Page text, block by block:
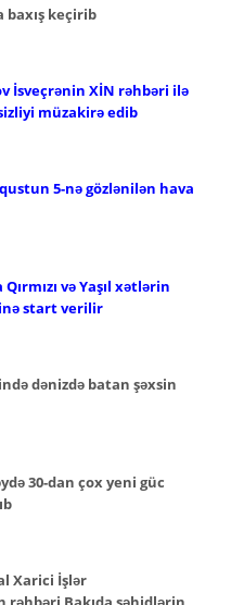
keçirib
İsveçrənin XİN rəhbəri ilə
müzakirə edib
5-nə gözlənilən hava
və Yaşıl xətlərin
start verilir
dənizdə batan şəxsin
30-dan çox yeni güc
Xarici İşlər